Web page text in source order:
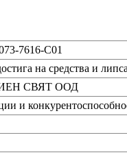
7616-C01
на средства и
СВЯТ ООД
и